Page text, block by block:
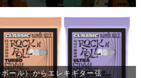
ール）からエレキギター弦